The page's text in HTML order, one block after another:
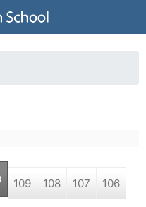
109 108 107 106